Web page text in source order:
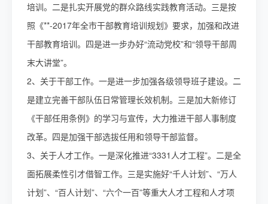
培训。二是扎实开展党的群众路线实践教育活动。三是按
照《**-2017年全市干部教育培训规划》要求，加强和改进
干部教育培训。四是进一步办好“流动党校”和“领导干部周
末大讲堂”。
2、关于干部工作。一是进一步加强各级领导班子建设。二
是建立完善干部队伍日常管理长效机制。三是加大新修订
《干部任用条例》的学习与宣传，大力推进干部人事制度
改革。四是加强干部选拔任用和领导干部监督。
3、关于人才工作。一是深化推进“3331人才工程”。二是全
面拓展柔性引才借智工作。三是实施好“千人计划”、“万人
计划”、“百人计划”、“六个一百”等重大人才工程和人才项